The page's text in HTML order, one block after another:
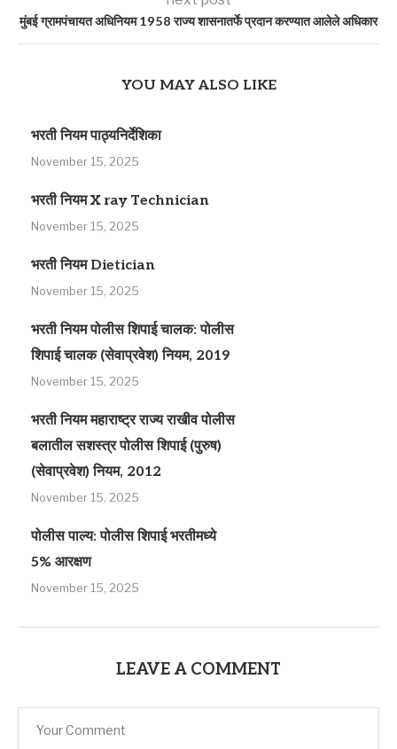
मुंबई ग्रामपंचायत अधिनियम 1958 राज्‍य शासनातर्फे प्रदान करण्‍यात आलेले अधिकार
YOU MAY ALSO LIKE
भरती नियम पाठ्यनिर्देशिका
November 15, 2025
भरती नियम X ray Technician
November 15, 2025
भरती नियम Dietician
November 15, 2025
भरती नियम पोलीस शिपाई चालक: पोलीस
शिपाई चालक (सेवाप्रवेश) नियम, 2019
November 15, 2025
भरती नियम महाराष्ट्र राज्य राखीव पोलीस
बलातील सशस्त्र पोलीस शिपाई (पुरुष)
(सेवाप्रवेश) नियम, 2012
November 15, 2025
पोलीस पाल्य: पोलीस शिपाई भरतीमध्ये
5% आरक्षण
November 15, 2025
LEAVE A COMMENT